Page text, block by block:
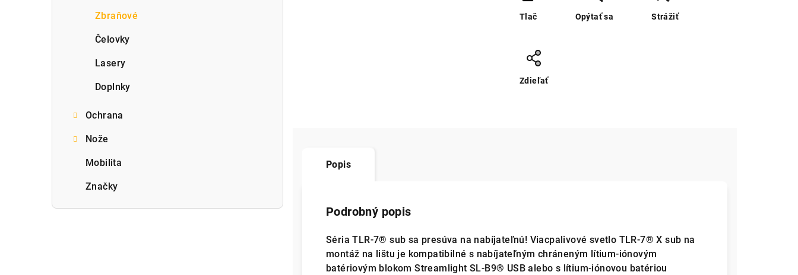
Zbraňové
Čelovky
Lasery
Doplnky
Ochrana
Nože
Mobilita
Značky
Tlač Opýtať sa Strážiť
Zdieľať
Popis
Podrobný popis
Séria TLR-7® sub sa presúva na nabíjateľnú! Viacpalivové svetlo TLR-7® X sub na
montáž na lištu je kompatibilné s nabíjateľným chráneným lítium-iónovým
batériovým blokom Streamlight SL-B9® USB alebo s lítium-iónovou batériou